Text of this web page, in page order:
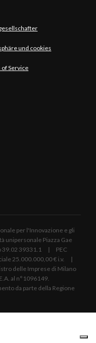
und cookies
of Service
per l'Innovazione e gli
Piazza Gae
39.02 39331.1 | PEC
25.000.000,00 € i.v. |
delle Imprese di Milano
al n°1096149.
da parte della Regione